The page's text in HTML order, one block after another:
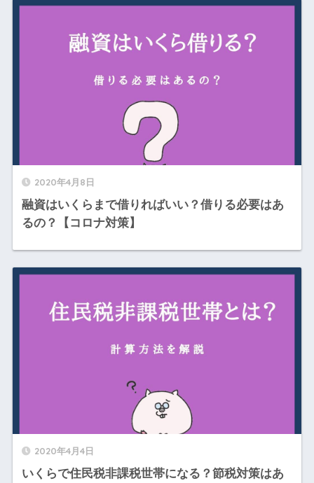
2020年4月8日
融資はいくらまで借りればいい？借りる必要はあ
るの？【コロナ対策】
2020年4月4日
いくらで住民税非課税世帯になる？節税対策はあ